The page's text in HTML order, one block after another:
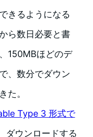
きるようになる
ら数日必要と書
150MBほどのデ
、数分でダウン
た。
Type 3 形式で
ダウンロードする